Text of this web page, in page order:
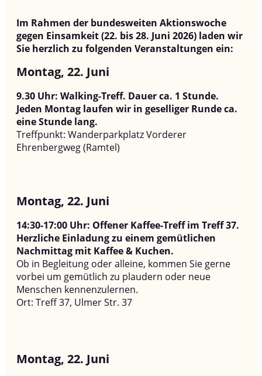
Im Rahmen der bundesweiten Aktionswoche
gegen Einsamkeit (22. bis 28. Juni 2026) laden wir
Sie herzlich zu folgenden Veranstaltungen ein:
Montag, 22. Juni
9.30 Uhr: Walking-Treff. Dauer ca. 1 Stunde.
Jeden Montag laufen wir in geselliger Runde ca.
eine Stunde lang.
Treffpunkt: Wanderparkplatz Vorderer
Ehrenbergweg (Ramtel)
Montag, 22. Juni
14:30-17:00 Uhr: Offener Kaffee-Treff im Treff 37.
Herzliche Einladung zu einem gemütlichen
Nachmittag mit Kaffee & Kuchen.
Ob in Begleitung oder alleine, kommen Sie gerne
vorbei um gemütlich zu plaudern oder neue
Menschen kennenzulernen.
Ort: Treff 37, Ulmer Str. 37
Montag, 22. Juni